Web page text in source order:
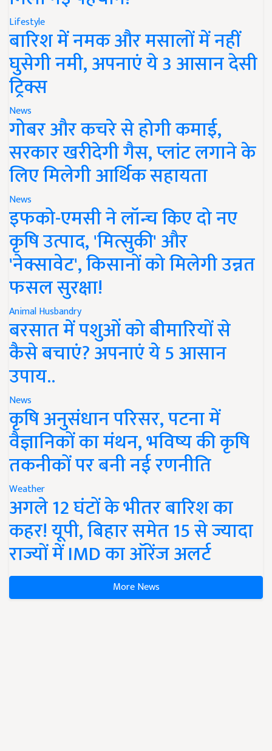
Lifestyle
बारिश में नमक और मसालों में नहीं
घुसेगी नमी, अपनाएं ये 3 आसान देसी
ट्रिक्स
News
गोबर और कचरे से होगी कमाई,
सरकार खरीदेगी गैस, प्लांट लगाने के
लिए मिलेगी आर्थिक सहायता
News
इफको-एमसी ने लॉन्च किए दो नए
कृषि उत्पाद, 'मित्सुकी' और
'नेक्सावेट', किसानों को मिलेगी उन्नत
फसल सुरक्षा!
Animal Husbandry
बरसात में पशुओं को बीमारियों से
कैसे बचाएं? अपनाएं ये 5 आसान
उपाय..
News
कृषि अनुसंधान परिसर, पटना में
वैज्ञानिकों का मंथन, भविष्य की कृषि
तकनीकों पर बनी नई रणनीति
Weather
अगले 12 घंटों के भीतर बारिश का
कहर! यूपी, बिहार समेत 15 से ज्यादा
राज्यों में IMD का ऑरेंज अलर्ट
More News